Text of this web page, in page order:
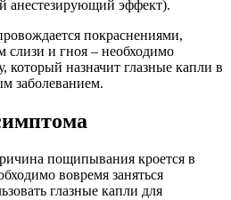
анестезирующий эффект).
покраснениями,
слизи и гноя – необходимо
который назначит глазные капли в
заболеванием.
пощипывания кроется в
вовремя заняться
глазные капли для